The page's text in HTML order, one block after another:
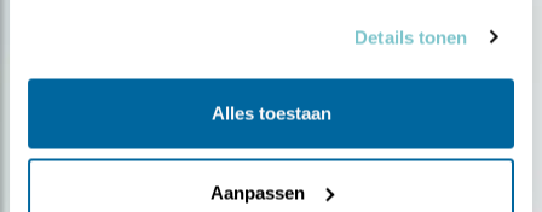
Details tonen
Alles toestaan
Aanpassen
Ontvang 5 x Vogels voor € 36,00 per jaar